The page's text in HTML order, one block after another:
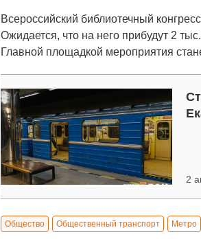
Всероссийский библиотечный
Ожидается, что на него прибудут 2
Главной площадкой мероприятия
2
Общество Общественный транспорт Метро